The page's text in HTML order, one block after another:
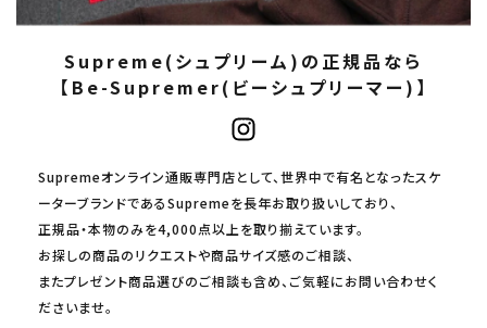
Supreme(シュプリーム)の正規品なら
【Be-Supremer(ビーシュプリーマー)】
Supremeオンライン通販専門店として、世界中で有名となったスケ
ーターブランドであるSupremeを長年お取り扱いしており、
正規品・本物のみを4,000点以上を取り揃えています。
お探しの商品のリクエストや商品サイズ感のご相談、
またプレゼント商品選びのご相談も含め、ご気軽にお問い合わせく
ださいませ。